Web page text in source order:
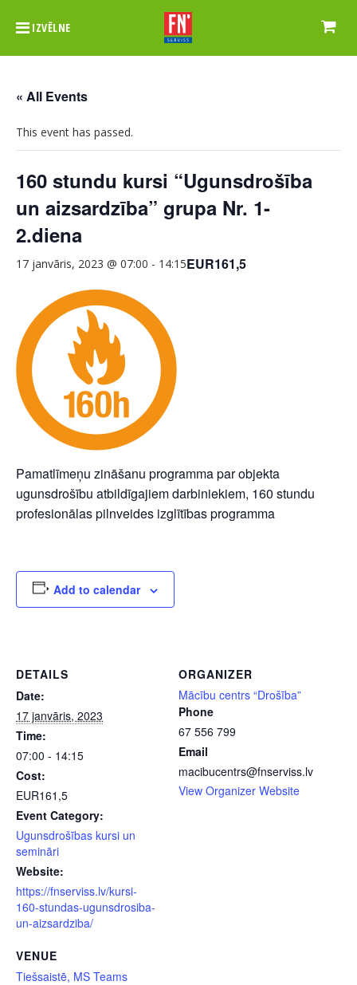
IZVĒLNE
« All Events
This event has passed.
160 stundu kursi “Ugunsdrošība
un aizsardzība” grupa Nr. 1-
2.diena
17 janvāris, 2023 @ 07:00 - 14:15EUR161,5
Pamatlīmeņu zināšanu programma par objekta
ugunsdrošību atbildīgajiem darbiniekiem, 160 stundu
profesionālas pilnveides izglītības programma
Add to calendar
DETAILS
Date:
17 janvāris, 2023
Time:
07:00 - 14:15
Cost:
EUR161,5
Event Category:
Ugunsdrošības kursi un
semināri
Website:
https://fnserviss.lv/kursi-
160-stundas-ugunsdrosiba-
un-aizsardziba/
VENUE
Tiešsaistē, MS Teams
ORGANIZER
Mācību centrs “Drošība”
Phone
67 556 799
Email
macibucentrs@fnserviss.lv
View Organizer Website